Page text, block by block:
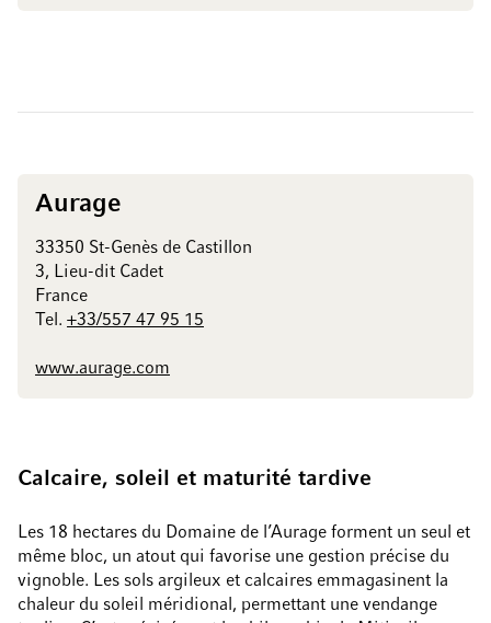
Aurage
33350 St-Genès de Castillon
3, Lieu-dit Cadet
France
Tel. +33/557 47 95 15
www.aurage.com
Calcaire, soleil et maturité tardive
Les 18 hectares du Domaine de l’Aurage forment un seul et
même bloc, un atout qui favorise une gestion précise du
vignoble. Les sols argileux et calcaires emmagasinent la
chaleur du soleil méridional, permettant une vendange